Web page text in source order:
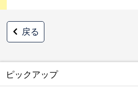
戻る
ピックアップ